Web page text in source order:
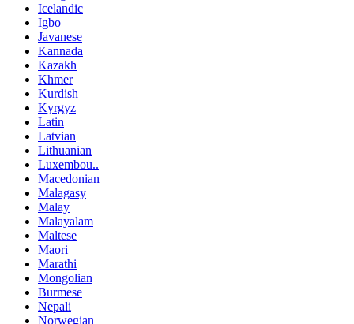
Icelandic
Igbo
Javanese
Kannada
Kazakh
Khmer
Kurdish
Kyrgyz
Latin
Latvian
Lithuanian
Luxembou..
Macedonian
Malagasy
Malay
Malayalam
Maltese
Maori
Marathi
Mongolian
Burmese
Nepali
Norwegian